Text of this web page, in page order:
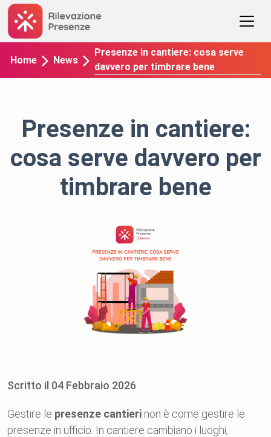
Home News
Presenze in cantiere: cosa serve
davvero per timbrare bene
Presenze in cantiere:
cosa serve davvero per
timbrare bene
Scritto il 04 Febbraio 2026
Gestire le presenze cantieri non è come gestire le
presenze in ufficio. In cantiere cambiano i luoghi,